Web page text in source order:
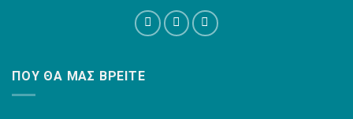
ΠΟΥ ΘΑ ΜΑΣ ΒΡΕΊΤΕ